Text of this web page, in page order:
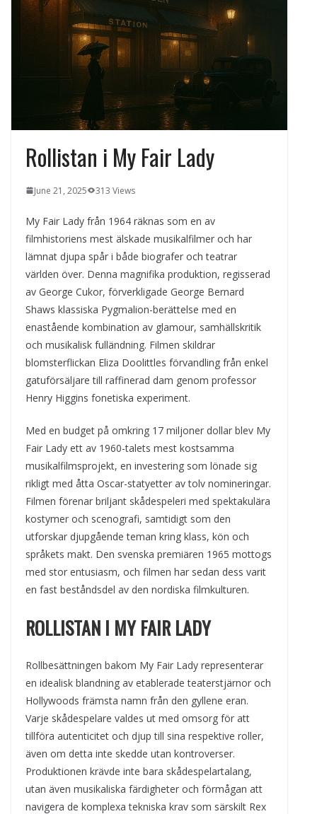
kvällens underhållning på nya sätt
ForMotion – ortopedteknik och
bandagist i Sverige
Det fysiologiska teknikskiftet: Den
medicinska utvecklingen öppnar nya
Rollistan i My Fair Lady
June 21, 2025 313 Views
My Fair Lady från 1964 räknas som en av
filmhistoriens mest älskade musikalfilmer och har
lämnat djupa spår i både biografer och teatrar
världen över. Denna magnifika produktion, regisserad
av George Cukor, förverkligade George Bernard
Shaws klassiska Pygmalion-berättelse med en
enastående kombination av glamour, samhällskritik
och musikalisk fulländning. Filmen skildrar
blomsterflickan Eliza Doolittles förvandling från enkel
gatuförsäljare till raffinerad dam genom professor
Henry Higgins fonetiska experiment.
Med en budget på omkring 17 miljoner dollar blev My
Fair Lady ett av 1960-talets mest kostsamma
musikalfilmsprojekt, en investering som lönade sig
rikligt med åtta Oscar-statyetter av tolv nomineringar.
Filmen förenar briljant skådespeleri med spektakulära
kostymer och scenografi, samtidigt som den
utforskar djupgående teman kring klass, kön och
språkets makt. Den svenska premiären 1965 mottogs
med stor entusiasm, och filmen har sedan dess varit
en fast beståndsdel av den nordiska filmkulturen.
ROLLISTAN I MY FAIR LADY
Rollbesättningen bakom My Fair Lady representerar
en idealisk blandning av etablerade teaterstjärnor och
Hollywoods främsta namn från den gyllene eran.
Varje skådespelare valdes ut med omsorg för att
tillföra autenticitet och djup till sina respektive roller,
även om detta inte skedde utan kontroverser.
Produktionen krävde inte bara skådespelartalang,
utan även musikaliska färdigheter och förmågan att
navigera de komplexa tekniska krav som särskilt Rex